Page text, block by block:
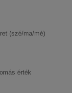
(szé/ma/mé)
érték